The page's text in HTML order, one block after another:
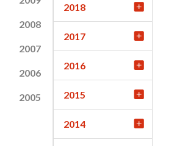
2008
2007
2006
2005
2018
2017
2016
2015
2014